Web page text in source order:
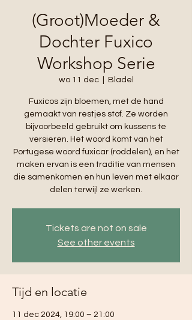
(Groot)Moeder &
Dochter Fuxico
Workshop Serie
wo 11 dec
  |
Bladel
Fuxicos zijn bloemen, met de hand
gemaakt van restjes stof. Ze worden
bijvoorbeeld gebruikt om kussens te
versieren. Het woord komt van het
Portugese woord fuxicar (roddelen), en het
maken ervan is een traditie van mensen
die samenkomen en hun leven met elkaar
delen terwijl ze werken.
Tickets are not on sale
See other events
Tijd en locatie
11 dec 2024, 19:00 – 21:00